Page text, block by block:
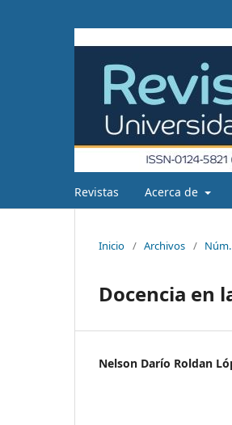
Revistas Acerca de
Inicio / Archivos /
Docencia en
Nelson Darío Roldan